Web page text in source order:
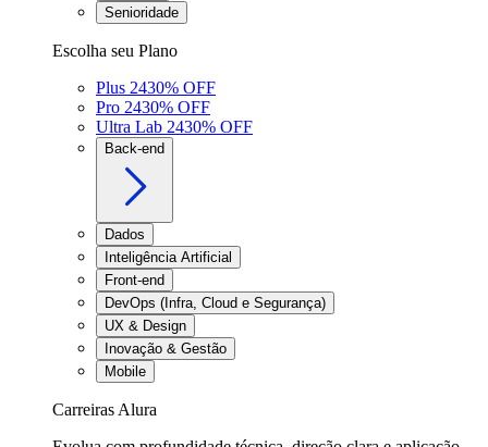
Senioridade
Escolha seu Plano
Plus 2430% OFF
Pro 2430% OFF
Ultra Lab 2430% OFF
Back-end
Dados
Inteligência Artificial
Front-end
DevOps (Infra, Cloud e Segurança)
UX & Design
Inovação & Gestão
Mobile
Carreiras Alura